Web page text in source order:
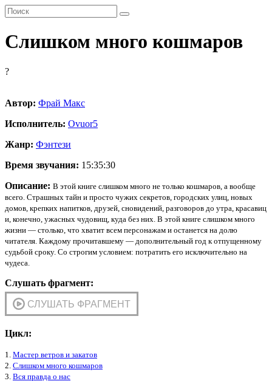
Слишком много кошмаров
?
Автор: Фрай Макс
Исполнитель: Ovuor5
Жанр: Фэнтези
Время звучания: 15:35:30
Описание: В этой книге слишком много не только кошмаров, а вообще
всего. Страшных тайн и просто чужих секретов, городских улиц, новых
домов, крепких напитков, друзей, сновидений, разговоров до утра, красавиц
и, конечно, ужасных чудовищ, куда без них. В этой книге слишком много
жизни — столько, что хватит всем персонажам и останется на долю
читателя. Каждому прочитавшему — дополнительный год к отпущенному
судьбой сроку. Со строгим условием: потратить его исключительно на
чудеса.
Слушать фрагмент:
Цикл:
1. Мастер ветров и закатов
2. Слишком много кошмаров
3. Вся правда о нас